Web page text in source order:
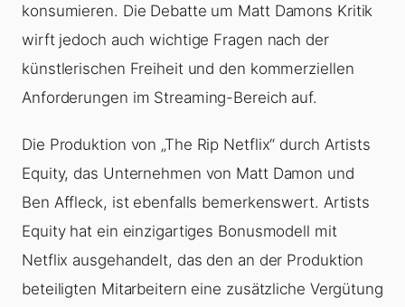
konsumieren. Die Debatte um Matt Damons Kritik
wirft jedoch auch wichtige Fragen nach der
künstlerischen Freiheit und den kommerziellen
Anforderungen im Streaming-Bereich auf.
Die Produktion von „The Rip Netflix“ durch Artists
Equity, das Unternehmen von Matt Damon und
Ben Affleck, ist ebenfalls bemerkenswert. Artists
Equity hat ein einzigartiges Bonusmodell mit
Netflix ausgehandelt, das den an der Produktion
beteiligten Mitarbeitern eine zusätzliche Vergütung